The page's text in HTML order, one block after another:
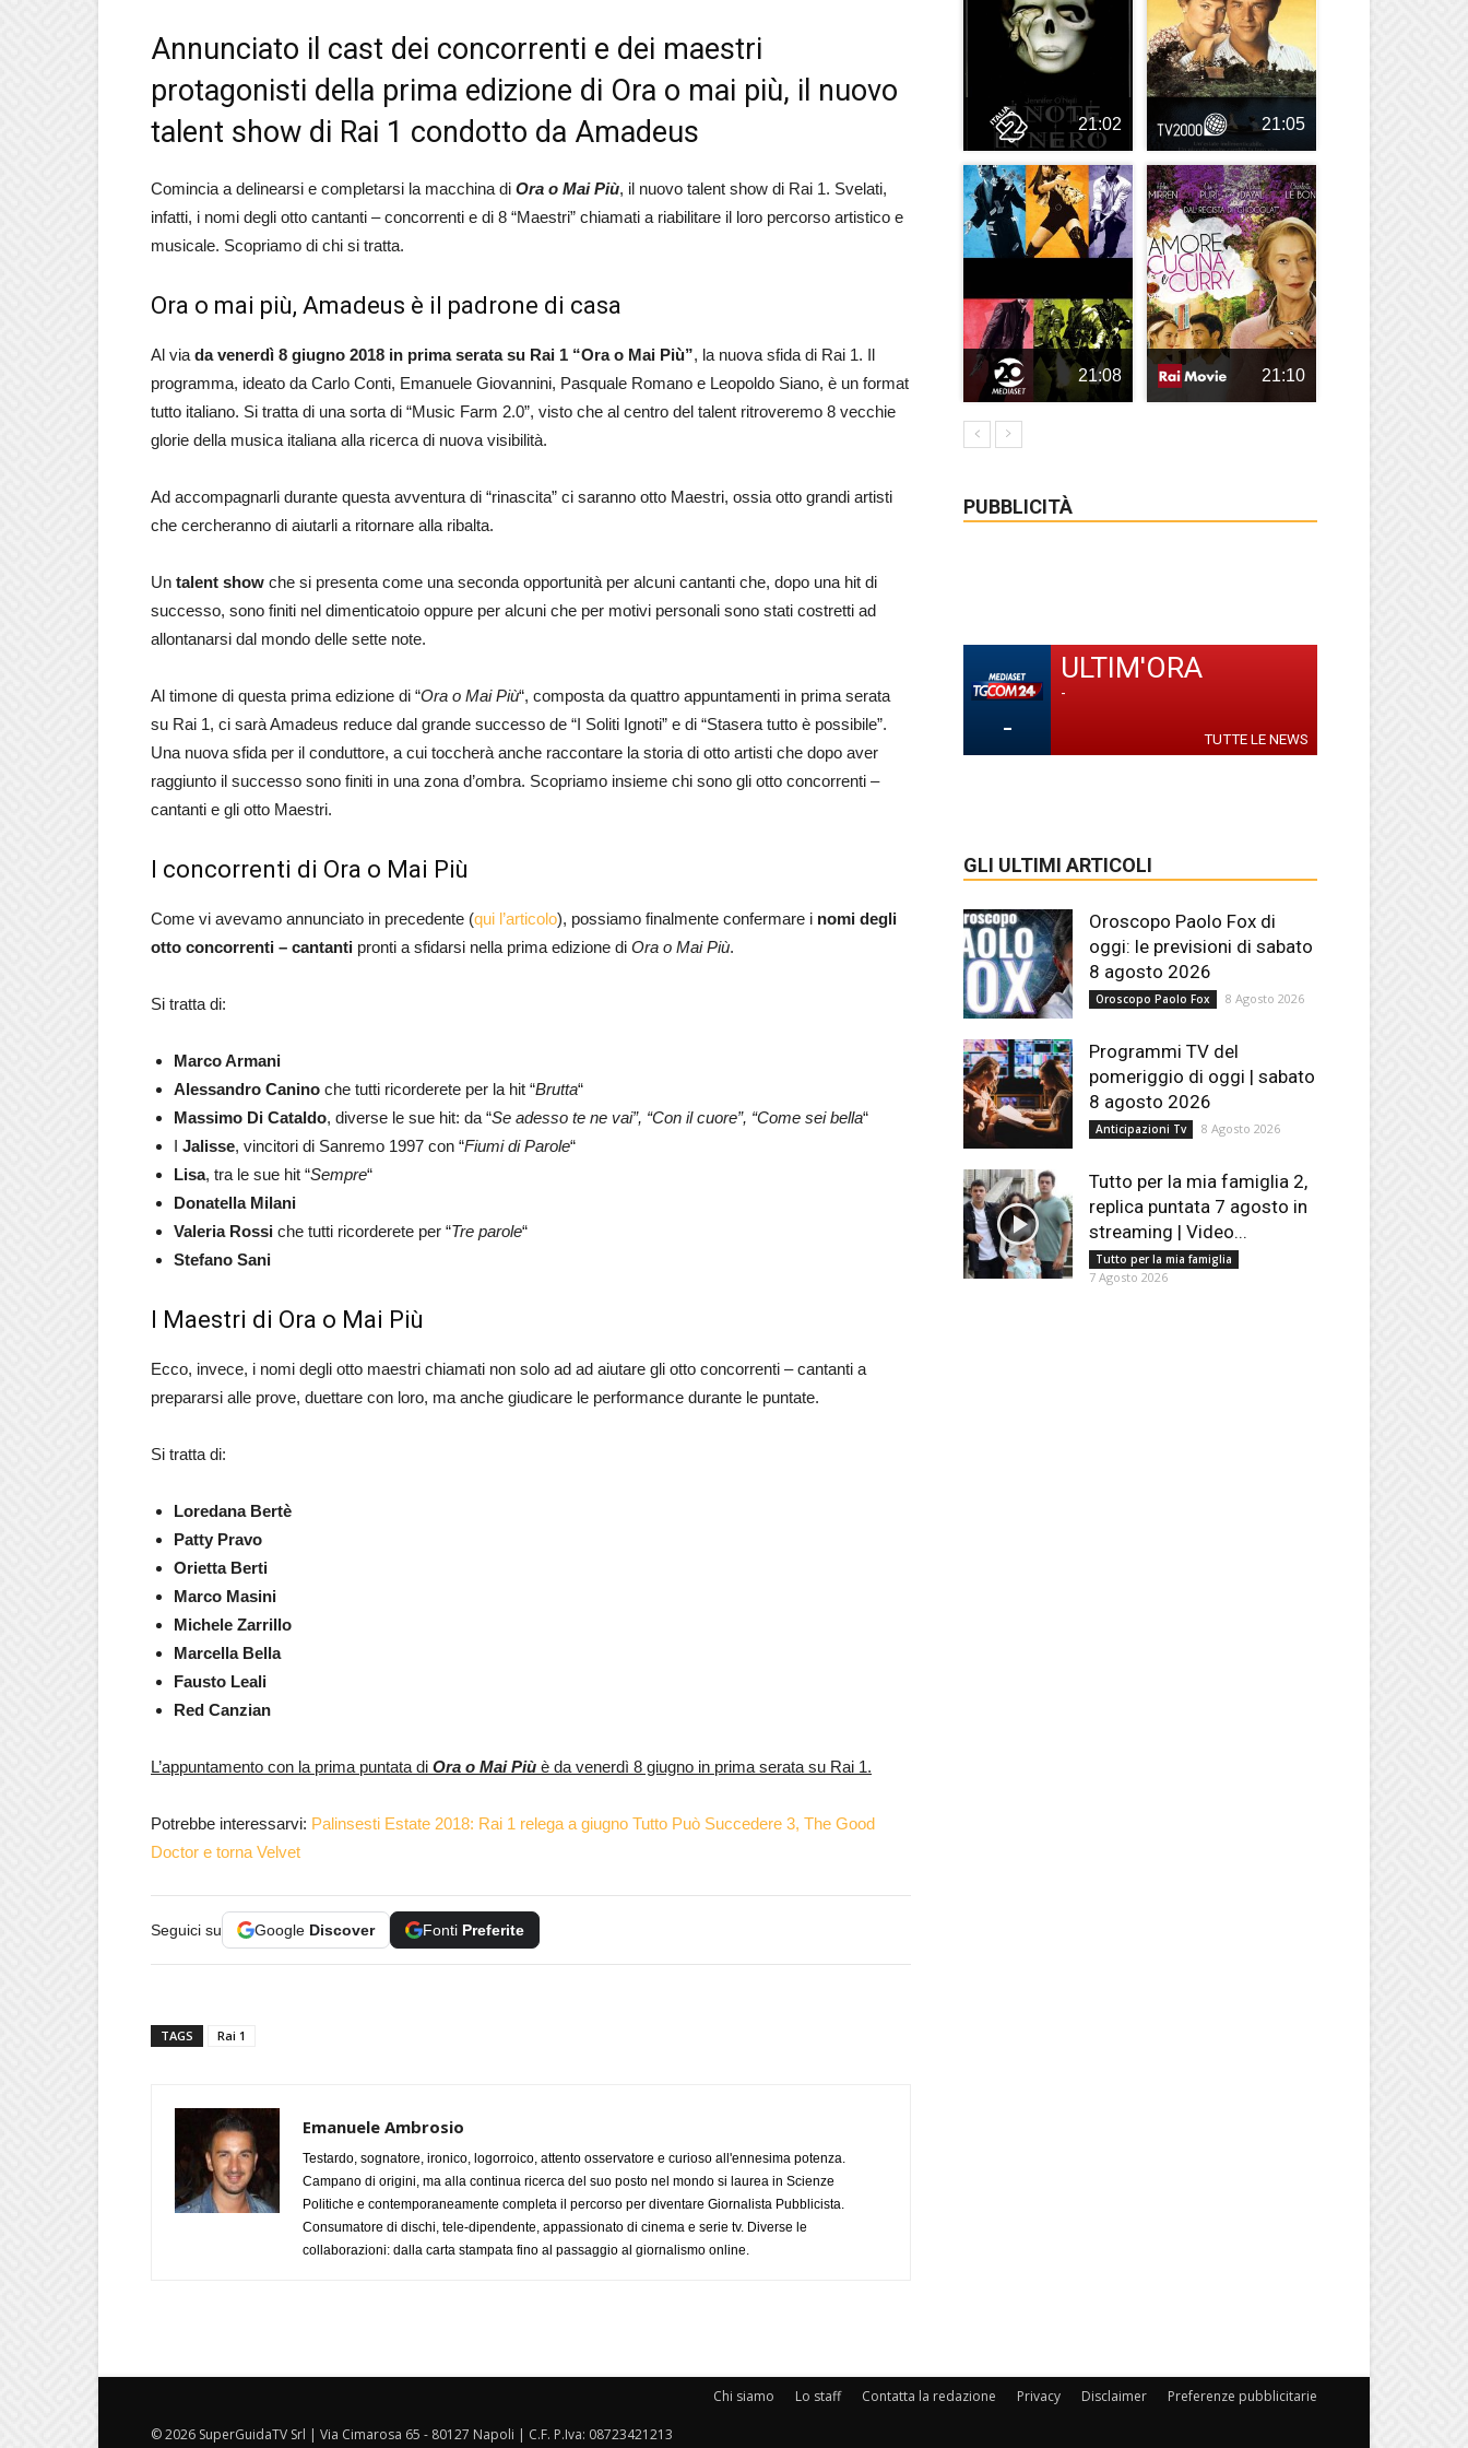
Annunciato il cast dei concorrenti e dei maestri
protagonisti della prima edizione di Ora o mai più, il nuovo
talent show di Rai 1 condotto da Amadeus
Comincia a delinearsi e completarsi la macchina di Ora o Mai Più, il nuovo talent show di Rai 1. Svelati,
infatti, i nomi degli otto cantanti – concorrenti e di 8 “Maestri” chiamati a riabilitare il loro percorso artistico e
musicale. Scopriamo di chi si tratta.
Ora o mai più, Amadeus è il padrone di casa
Al via da venerdì 8 giugno 2018 in prima serata su Rai 1 “Ora o Mai Più”, la nuova sfida di Rai 1. Il
programma, ideato da Carlo Conti, Emanuele Giovannini, Pasquale Romano e Leopoldo Siano, è un format
tutto italiano. Si tratta di una sorta di “Music Farm 2.0”, visto che al centro del talent ritroveremo 8 vecchie
glorie della musica italiana alla ricerca di nuova visibilità.
Ad accompagnarli durante questa avventura di “rinascita” ci saranno otto Maestri, ossia otto grandi artisti
che cercheranno di aiutarli a ritornare alla ribalta.
Un talent show che si presenta come una seconda opportunità per alcuni cantanti che, dopo una hit di
successo, sono finiti nel dimenticatoio oppure per alcuni che per motivi personali sono stati costretti ad
allontanarsi dal mondo delle sette note.
Al timone di questa prima edizione di “Ora o Mai Più“, composta da quattro appuntamenti in prima serata
su Rai 1, ci sarà Amadeus reduce dal grande successo de “I Soliti Ignoti” e di “Stasera tutto è possibile”.
Una nuova sfida per il conduttore, a cui toccherà anche raccontare la storia di otto artisti che dopo aver
raggiunto il successo sono finiti in una zona d’ombra. Scopriamo insieme chi sono gli otto concorrenti –
cantanti e gli otto Maestri.
I concorrenti di Ora o Mai Più
Come vi avevamo annunciato in precedente (qui l’articolo), possiamo finalmente confermare i nomi degli
otto concorrenti – cantanti pronti a sfidarsi nella prima edizione di Ora o Mai Più.
Si tratta di:
Marco Armani
Alessandro Canino che tutti ricorderete per la hit “Brutta“
Massimo Di Cataldo, diverse le sue hit: da “Se adesso te ne vai”, “Con il cuore”, “Come sei bella“
I Jalisse, vincitori di Sanremo 1997 con “Fiumi di Parole“
Lisa, tra le sue hit “Sempre“
Donatella Milani
Valeria Rossi che tutti ricorderete per “Tre parole“
Stefano Sani
I Maestri di Ora o Mai Più
Ecco, invece, i nomi degli otto maestri chiamati non solo ad ad aiutare gli otto concorrenti – cantanti a
prepararsi alle prove, duettare con loro, ma anche giudicare le performance durante le puntate.
Si tratta di:
Loredana Bertè
Patty Pravo
Orietta Berti
Marco Masini
Michele Zarrillo
Marcella Bella
Fausto Leali
Red Canzian
L’appuntamento con la prima puntata di Ora o Mai Più è da venerdì 8 giugno in prima serata su Rai 1.
Potrebbe interessarvi: Palinsesti Estate 2018: Rai 1 relega a giugno Tutto Può Succedere 3, The Good
Doctor e torna Velvet
Seguici su Google Discover Fonti Preferite
TAGS Rai 1
Emanuele Ambrosio
Testardo, sognatore, ironico, logorroico, attento osservatore e curioso all'ennesima potenza.
Campano di origini, ma alla continua ricerca del suo posto nel mondo si laurea in Scienze
Politiche e contemporaneamente completa il percorso per diventare Giornalista Pubblicista.
Consumatore di dischi, tele-dipendente, appassionato di cinema e serie tv. Diverse le
collaborazioni: dalla carta stampata fino al passaggio al giornalismo online.
21:02 21:05
21:08 21:10
PUBBLICITÀ
-
ULTIM'ORA
-
TUTTE LE NEWS
GLI ULTIMI ARTICOLI
Oroscopo Paolo Fox di
oggi: le previsioni di sabato
8 agosto 2026
Oroscopo Paolo Fox 8 Agosto 2026
Programmi TV del
pomeriggio di oggi | sabato
8 agosto 2026
Anticipazioni Tv 8 Agosto 2026
Tutto per la mia famiglia 2,
replica puntata 7 agosto in
streaming | Video...
Tutto per la mia famiglia
7 Agosto 2026
Chi siamo Lo staff Contatta la redazione Privacy Disclaimer Preferenze pubblicitarie
© 2026 SuperGuidaTV Srl | Via Cimarosa 65 - 80127 Napoli | C.F. P.Iva: 08723421213